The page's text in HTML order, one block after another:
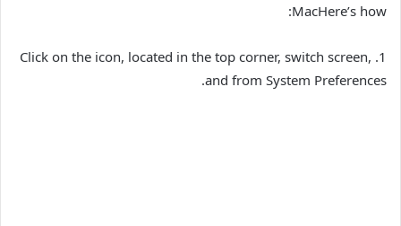
MacHere’s how:
1. Click on the icon, located in the top corner, switch screen,
and from System Preferences.